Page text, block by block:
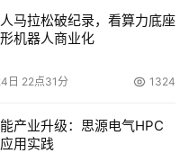
马拉松破纪录，看算力底座
机器人商业化
日 22点31分 1324
产业升级：思源电气HPC
用实践